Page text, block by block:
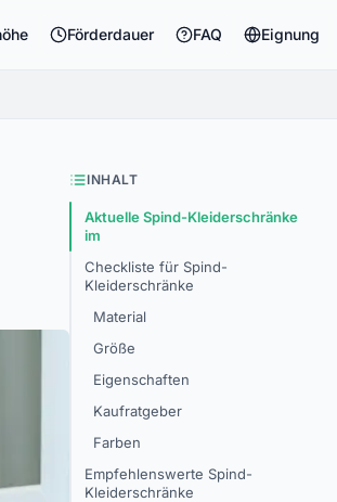
Förderdauer FAQ Eignung
INHALT
Aktuelle Spind-Kleiderschränke
im
Checkliste für Spind-
Kleiderschränke
Material
Größe
Eigenschaften
Kaufratgeber
Farben
Empfehlenswerte Spind-
Kleiderschränke